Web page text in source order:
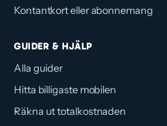
Kontantkort eller abonnemang
GUIDER & HJÄLP
Alla guider
Hitta billigaste mobilen
Räkna ut totalkostnaden